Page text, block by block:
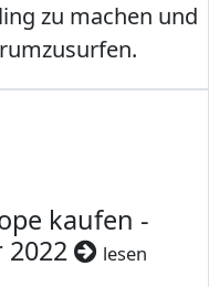
zu machen und
kaufen -
2022
lesen